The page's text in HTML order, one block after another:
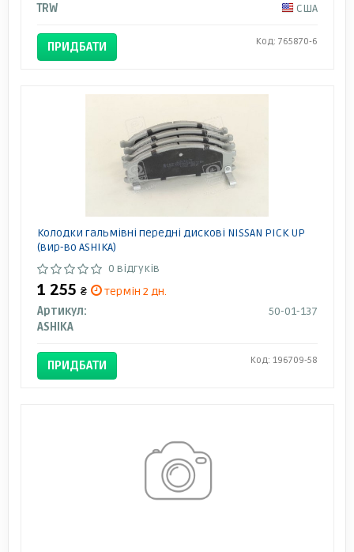
TRW
США
ПРИДБАТИ Код: 765870-6
Колодки гальмівні передні дискові NISSAN PICK UP
(вир-во ASHIKA)
0 відгуків
1 255 ₴
термін 2 дн.
Артикул:
50-01-137
ASHIKA
ПРИДБАТИ Код: 196709-58